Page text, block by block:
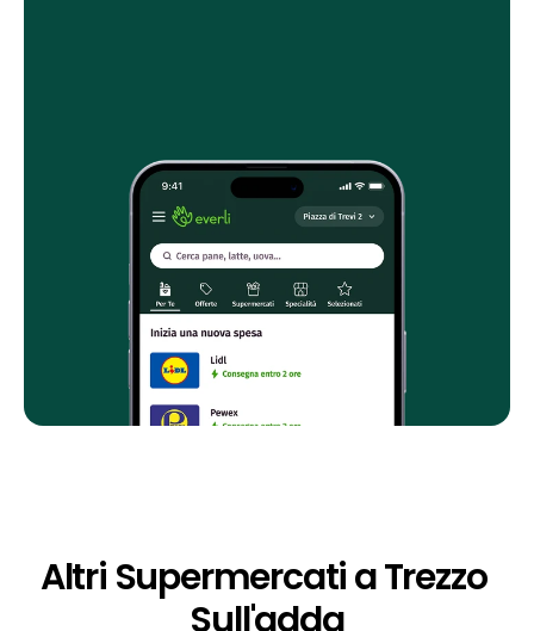
Altri Supermercati a Trezzo
Sull'adda